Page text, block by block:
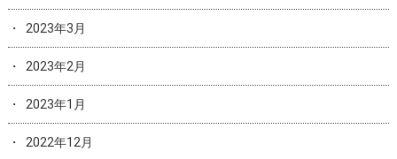
2023年3月
2023年2月
2023年1月
2022年12月